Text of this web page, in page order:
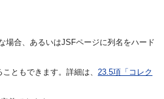
場合、あるいはJSFページに列名をハード
ともできます。詳細は、 23.5項「コレク